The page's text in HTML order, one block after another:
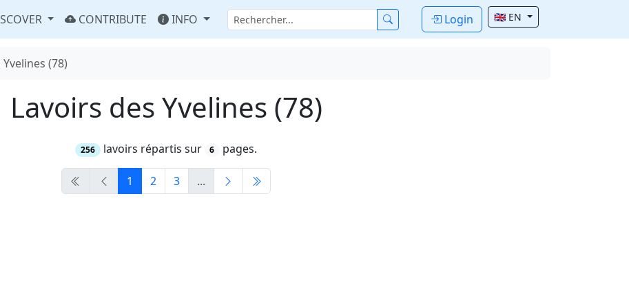
CONTRIBUTE INFO Login 🇬🇧 EN
(78)
Lavoirs des Yvelines (78)
256 lavoirs répartis sur 6 pages.
1 2 3 ...